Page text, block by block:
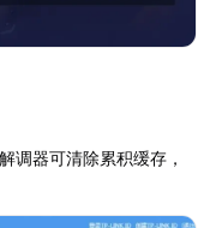
调器可清除累积缓存，